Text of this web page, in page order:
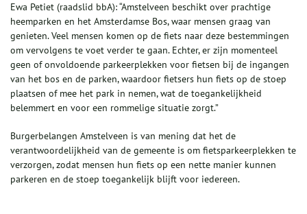
Ewa Petiet (raadslid bbA): “Amstelveen beschikt over prachtige
heemparken en het Amsterdamse Bos, waar mensen graag van
genieten. Veel mensen komen op de fiets naar deze bestemmingen
om vervolgens te voet verder te gaan. Echter, er zijn momenteel
geen of onvoldoende parkeerplekken voor fietsen bij de ingangen
van het bos en de parken, waardoor fietsers hun fiets op de stoep
plaatsen of mee het park in nemen, wat de toegankelijkheid
belemmert en voor een rommelige situatie zorgt.”
Burgerbelangen Amstelveen is van mening dat het de
verantwoordelijkheid van de gemeente is om fietsparkeerplekken te
verzorgen, zodat mensen hun fiets op een nette manier kunnen
parkeren en de stoep toegankelijk blijft voor iedereen.